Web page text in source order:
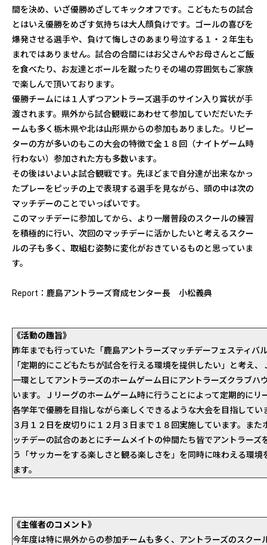
間を決め、いざ優勝めざしてキックオフです。こどもたちの試合
とはいえ優勝をめざす気持ちは大人顔負けです。ゴールの喜びを
爆発させる選手や、負けて悔しさのあまり号泣する１・２年生も
まれではありません。試合の合間にはお父さんやお母さんとご飯
を食べたり、お友達とボールを蹴ったりその場の雰囲気もご家族
で楽しんで頂いております。
優勝チームには１人ずつアントラーズ選手のサイン入り賞状が手
渡されます。県外から試合観戦にあわせて参加していだだいたチ
ームも多く栃木県や北は山形県からの参加もありました。リピー
ターの方が多いのもこの大会の特徴で全１８回（ナイトゲーム時
行わない）参加された方も多数います。
その後はいよいよ試合観戦です。先ほどまで自分達が出来なかっ
たプレーをピッチの上で表現する選手を見ながら、頭の中は次の
マッチデーのことでいっぱいです。
このマッチデーに参加してから、より一層普段のスクールの練習
を積極的に行い、次回のマッチデーに活かしたいと考えるスクー
ルの子も多く、取組む姿勢に変化がおきているものと思っていま
す。
Report：鹿島アントラーズ育成センター長 小松義典
《活動の趣旨》
昨年までも行っていた「鹿島アントラーズマッチデーフェスティバ
「定期的にこどもたちが試合を行える環境を提供したい」と考え
一環としてアントラーズのホームゲーム日にアントラーズクラブハ
います。Ｊリーグのホームゲーム時に行うことによって定期的にリ
各学年で優勝を目指しながら楽しくできるような大会を目指してい
３月１２日を皮切りに１２月３日まで１８回実施しています。ま
ッチデーの試合のあとにチームメイトの仲間たち皆でアントラーズ
う「サッカーをする楽しさと観る楽しさを」を同時に味わえる環
ます。
《主催者のコメント》
今年度は特に県外からの参加チームも多く、アントラーズのスクー